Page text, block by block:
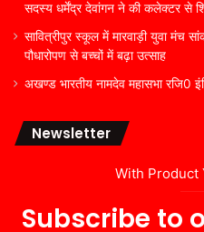
सदस्य धर्मेंद्र देवांगन ने की कलेक्टर से
सावित्रीपुर स्कूल में मारवाड़ी युवा मंच
पौधारोपण से बच्चों में बढ़ा उत्साह
अखण्ड भारतीय नामदेव महासभा रजि0
Newsletter
With Product
Subscribe to